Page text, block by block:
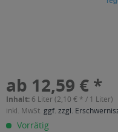
ab 12,59 € *
Inhalt: 6 Liter (2,10 € * / 1 Liter)
inkl. MwSt. ggf. zzgl.
Vorrätig